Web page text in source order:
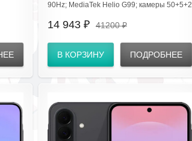
90Hz; MediaTek Helio G99; камеры 50+5+2
NFC; аккумулятор 5000 мА·ч; IP54; Gorilla
14 943 ₽ 41200 ₽
В КОРЗИНУ ПОДРОБНЕЕ